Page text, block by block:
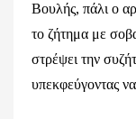
Βουλής, πάλι ο
το ζήτημα με
στρέψει την
υπεκφεύγοντας